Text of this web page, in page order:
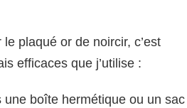
plaqué or de noircir, c’est
efficaces que j’utilise :
boîte hermétique ou un sac